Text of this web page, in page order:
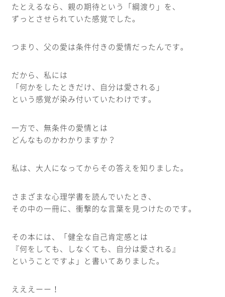
たとえるなら、親の期待という「綱渡り」を、
ずっとさせられていた感覚でした。
つまり、父の愛は条件付きの愛情だったんです。
だから、私には
「何かをしたときだけ、自分は愛される」
という感覚が染み付いていたわけです。
一方で、無条件の愛情とは
どんなものかわかりますか？
私は、大人になってからその答えを知りました。
さまざまな心理学書を読んでいたとき、
その中の一冊に、衝撃的な言葉を見つけたのです。
その本には、「健全な自己肯定感とは
『何をしても、しなくても、自分は愛される』
ということですよ」と書いてありました。
えええーー！